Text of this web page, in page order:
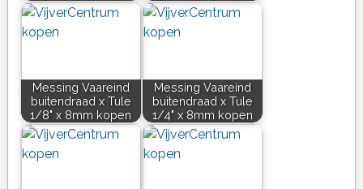
Messing Vaareind
buitendraad x Tule
1/8" x 8mm kopen
Messing Vaareind
buitendraad x Tule
1/4" x 8mm kopen